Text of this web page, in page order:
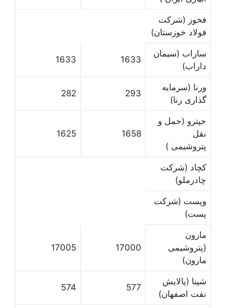
فخوز (شرکت
فولاد خوزستان)
ساراب (سیمان
داراب)
1633
1633
ورنا (سرمایه
گذاری رنا)
293
282
حپترو (حمل و
نقل
پتروشیمی )
1658
1625
کچاد (شرکت
چادرملو)
وپست (شرکت
پست)
مارون
(پتروشیمی
مارون)
17000
17005
شپنا (پالایش
نفت اصفهان)
577
574